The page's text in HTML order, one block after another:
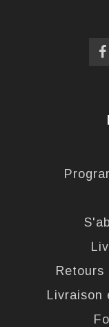
Retours
Livraison